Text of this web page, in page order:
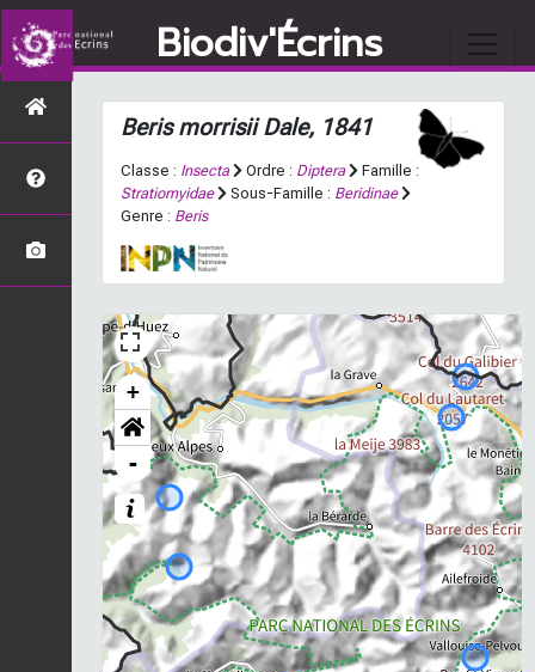
Biodiv'Écrins
Beris morrisiiDale, 1841
Classe : Insecta Ordre : Diptera
Famille :
Stratiomyidae
Sous-Famille : Beridinae
Genre : Beris
+
-